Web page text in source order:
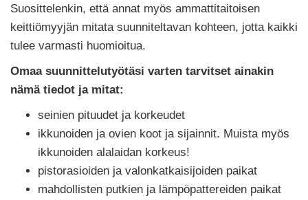
Suosittelenkin, että annat myös ammattitaitoisen
keittiömyyjän mitata suunniteltavan kohteen, jotta kaikki
tulee varmasti huomioitua.
Omaa suunnittelutyötäsi varten tarvitset ainakin
nämä tiedot ja mitat:
seinien pituudet ja korkeudet
ikkunoiden ja ovien koot ja sijainnit. Muista myös
ikkunoiden alalaidan korkeus!
pistorasioiden ja valonkatkaisijoiden paikat
mahdollisten putkien ja lämpöpattereiden paikat